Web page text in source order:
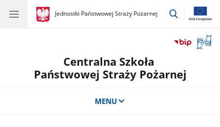
gov.pl
Jednostki Państwowej Straży Pożarnej
gov.pl
Jednostki
przejdź
okno
Centralna Szkoła
Państwowej Straży Pożarnej
MENU